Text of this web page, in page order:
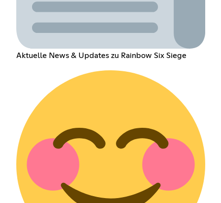
Aktuelle News & Updates zu Rainbow Six Siege